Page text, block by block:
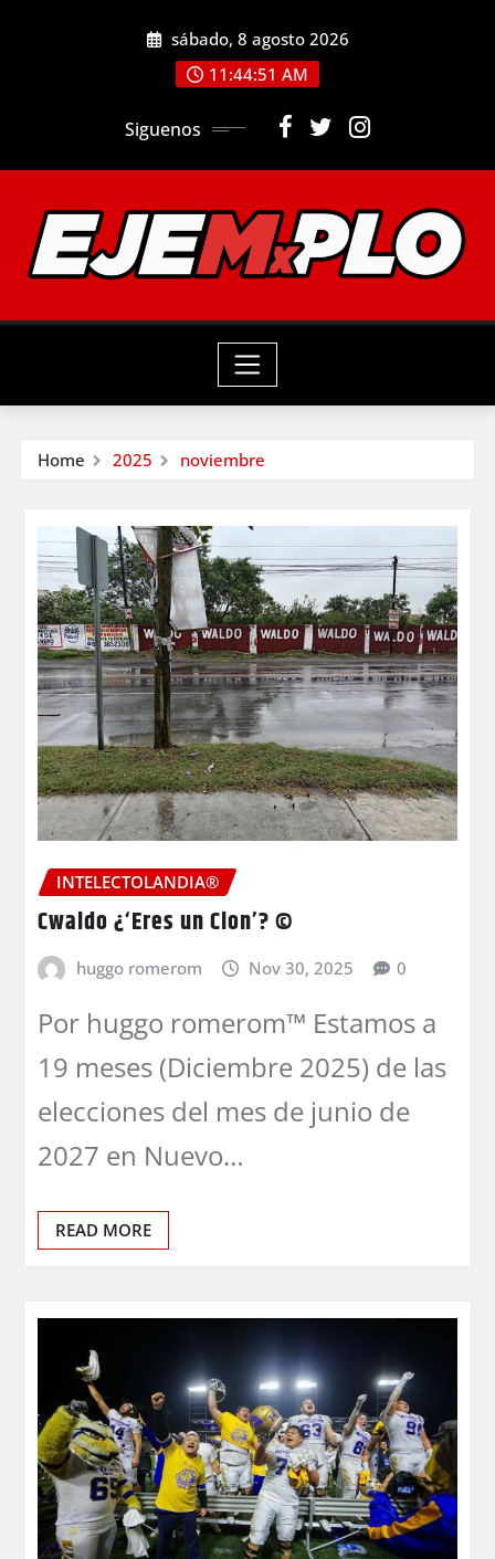
sábado, 8 agosto 2026
11:44:52 AM
Siguenos
Home 2025 noviembre
INTELECTOLANDIA®
Cwaldo ¿‘Eres un Clon’? ©
huggo romerom Nov 30, 2025 0
Por huggo romerom™ Estamos a
19 meses (Diciembre 2025) de las
elecciones del mes de junio de
2027 en Nuevo…
READ MORE